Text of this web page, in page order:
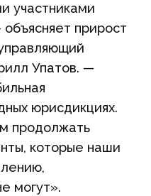
участниками
прирост
Упатов. —
юрисдикциях.
продолжать
которые наши
могут».